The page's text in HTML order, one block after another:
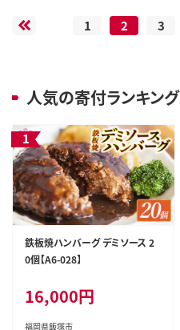
1 2 3
人気の寄付ランキング
鉄板焼ハンバーグ デミソース 2
0個【A6-028】
16,000円
福岡県飯塚市